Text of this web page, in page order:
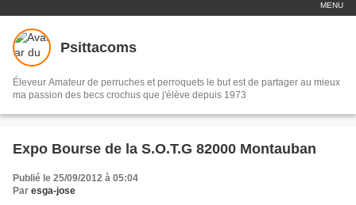
MENU
Psittacoms
Éleveur Amateur de perruches et perroquets le but est de partager au mieux
ma passion des becs crochus que j'élève depuis 1973
Expo Bourse de la S.O.T.G 82000 Montauban
Publié le 25/09/2012 à 05:04
Par esga-jose